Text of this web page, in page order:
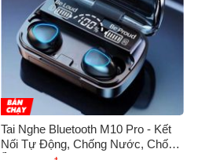
Tai Nghe Bluetooth M10 Pro - Kết
Nối Tự Động, Chống Nước, Chống